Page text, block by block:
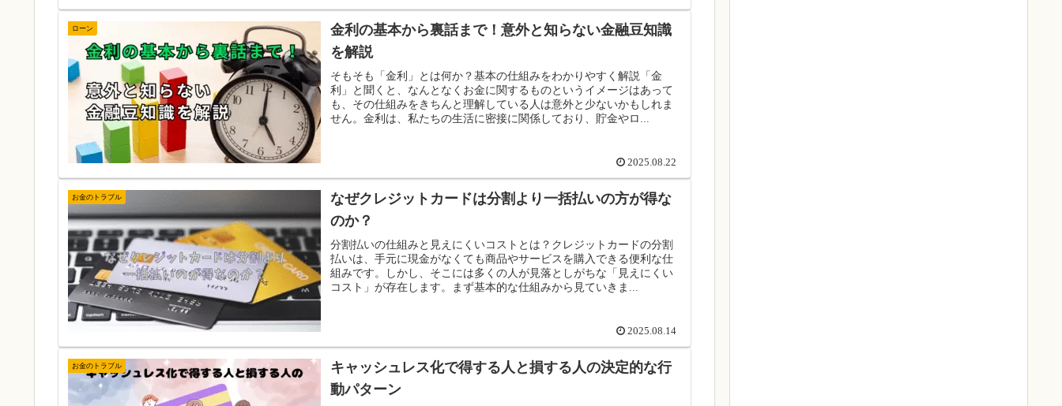
ローン
金利の基本から裏話まで！意外と知らない金融豆知識
を解説
そもそも「金利」とは何か？基本の仕組みをわかりやすく解説「金
利」と聞くと、なんとなくお金に関するものというイメージはあって
も、その仕組みをきちんと理解している人は意外と少ないかもしれま
せん。金利は、私たちの生活に密接に関係しており、貯金やロ...
2025.08.22
お金のトラブル
なぜクレジットカードは分割より一括払いの方が得な
のか？
分割払いの仕組みと見えにくいコストとは？クレジットカードの分割
払いは、手元に現金がなくても商品やサービスを購入できる便利な仕
組みです。しかし、そこには多くの人が見落としがちな「見えにくい
コスト」が存在します。まず基本的な仕組みから見ていきま...
2025.08.14
お金のトラブル
キャッシュレス化で得する人と損する人の決定的な行
動パターン